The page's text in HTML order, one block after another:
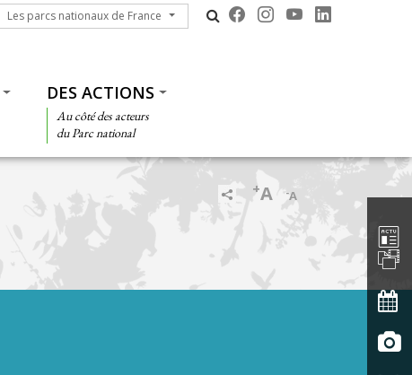
Les parcs nationaux de France
Les parcs nationaux de France
DES ACTIONS
Au côté des acteurs
du Parc national
-A
+A